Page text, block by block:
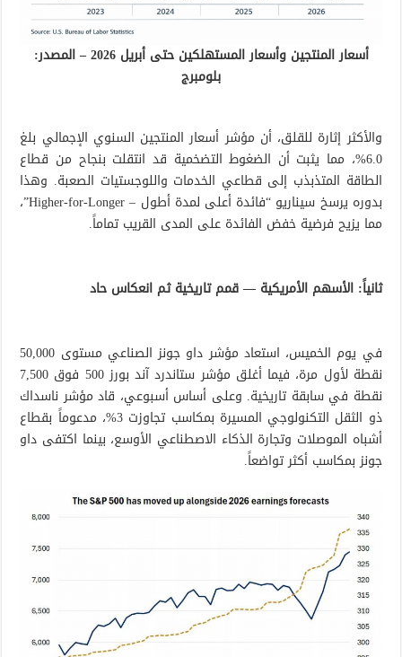
أسعار المنتجين وأسعار المستهلكين حتى أبريل 2026 – المصدر:
بلومبرج
والأكثر إثارة للقلق، أن مؤشر أسعار المنتجين السنوي الإجمالي بلغ
6.0%، مما يثبت أن الضغوط التضخمية قد انتقلت بنجاح من قطاع
الطاقة المتذبذب إلى قطاعي الخدمات واللوجستيات الصعبة. وهذا
بدوره يرسخ سيناريو “فائدة أعلى لمدة أطول – Higher-for-Longer”،
مما يزيح فرضية خفض الفائدة على المدى القريب تماماً.
ثانياً: الأسهم الأمريكية — قمم تاريخية ثم انعكاس حاد
في يوم الخميس، استعاد مؤشر داو جونز الصناعي مستوى 50,000
نقطة لأول مرة، فيما أغلق مؤشر ستاندرد آند بورز 500 فوق 7,500
نقطة في سابقة تاريخية. وعلى أساس أسبوعي، قاد مؤشر ناسداك
ذو الثقل التكنولوجي المسيرة بمكاسب تجاوزت 3%، مدعوماً بقطاع
أشباه الموصلات وتجارة الذكاء الاصطناعي الأوسع، بينما اكتفى داو
جونز بمكاسب أكثر تواضعاً.